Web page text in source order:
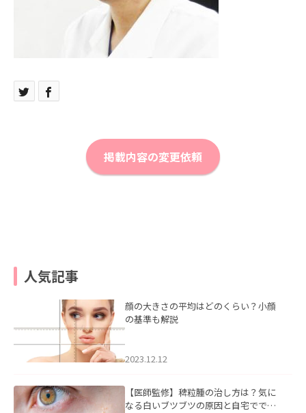
掲載内容の変更依頼
人気記事
顔の大きさの平均はどのくらい？小顔
の基準も解説
2023.12.12
【医師監修】稗粒腫の治し方は？気に
なる白いブツブツの原因と自宅ででき